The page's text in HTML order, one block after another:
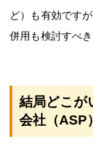
ど）も有効です
併用も検討すべき
結局どこが
会社（ASP